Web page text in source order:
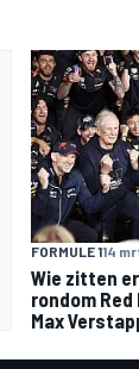
FORMULE 114
Wie zitten
rondom
Max